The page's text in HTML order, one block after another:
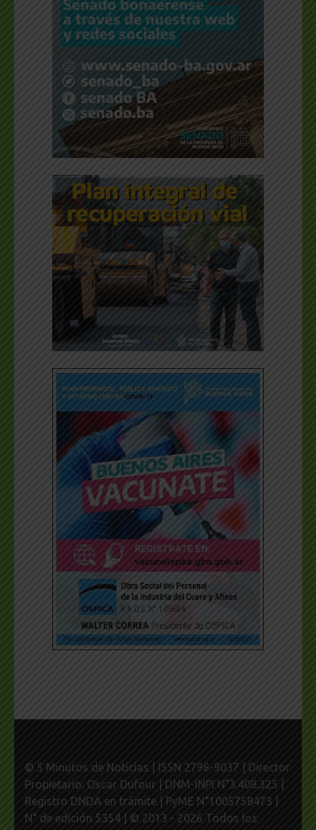
© 5 Minutos de Noticias | ISSN 2796-9037 | Director
Propietario: Oscar Dufour | DNM-INPI N°3.408.325 |
Registro DNDA en trámite | PyME N°1005758473 |
N° de edición 5354 | © 2013 - 2026 Todos los